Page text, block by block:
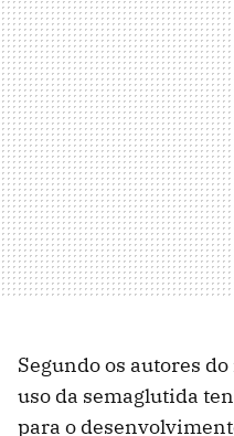
Segundo os autores
uso da semaglutida
para o